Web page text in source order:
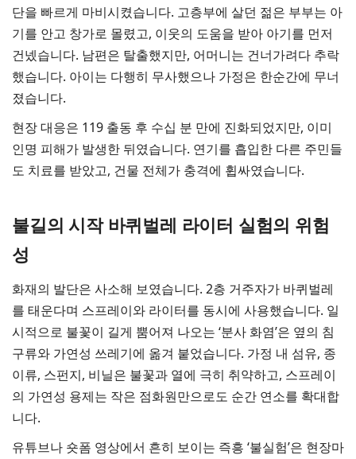
단을 빠르게 마비시켰습니다. 고층부에 살던 젊은 부부는 아
기를 안고 창가로 몰렸고, 이웃의 도움을 받아 아기를 먼저
건넸습니다. 남편은 탈출했지만, 어머니는 건너가려다 추락
했습니다. 아이는 다행히 무사했으나 가정은 한순간에 무너
졌습니다.
현장 대응은 119 출동 후 수십 분 만에 진화되었지만, 이미
인명 피해가 발생한 뒤였습니다. 연기를 흡입한 다른 주민들
도 치료를 받았고, 건물 전체가 충격에 휩싸였습니다.
불길의 시작 바퀴벌레 라이터 실험의 위험
성
화재의 발단은 사소해 보였습니다. 2층 거주자가 바퀴벌레
를 태운다며 스프레이와 라이터를 동시에 사용했습니다. 일
시적으로 불꽃이 길게 뿜어져 나오는 ‘분사 화염’은 옆의 침
구류와 가연성 쓰레기에 옮겨 붙었습니다. 가정 내 섬유, 종
이류, 스펀지, 비닐은 불꽃과 열에 극히 취약하고, 스프레이
의 가연성 용제는 작은 점화원만으로도 순간 연소를 확대합
니다.
유튜브나 숏폼 영상에서 흔히 보이는 즉흥 ‘불실험’은 현장마